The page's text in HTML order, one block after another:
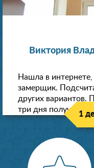
Виктория
Нашла в
замерщик.
других вариантов.
три дня получили
1